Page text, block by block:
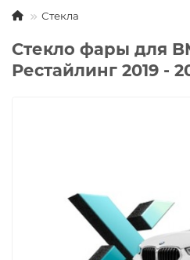
Стекла
Стекло фары для
Рестайлинг 2019 -